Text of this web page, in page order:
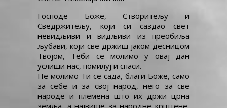
Господе Боже, Створитељу и
Сведржитељу, који си саздао свет
невидљиви и видљиви из преобиља
љубави, који све држиш јаком десницом
Твојом, Теби се молимо у овај дан
услиши нас, помилуј и спаси.
Не молимо Ти се сада, благи Боже, само
за себе и за свој народ, него за све
народе и племена што их држи црна
земља, а највише за народне крштене,